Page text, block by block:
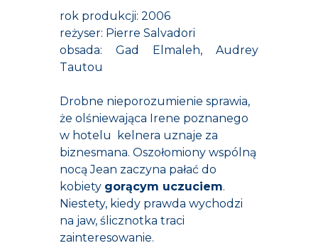
rok produkcji: 2006
reżyser: Pierre Salvadori
obsada: Gad Elmaleh, Audrey
Tautou
Drobne nieporozumienie sprawia,
że olśniewająca Irene poznanego
w hotelu kelnera uznaje za
biznesmana. Oszołomiony wspólną
nocą Jean zaczyna pałać do
kobiety gorącym uczuciem.
Niestety, kiedy prawda wychodzi
na jaw, ślicznotka traci
zainteresowanie.